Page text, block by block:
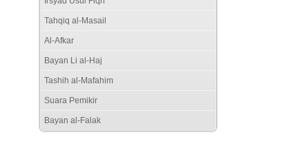
Tahqiq al-Masail
Al-Afkar
Bayan Li al-Haj
Tashih al-Mafahim
Suara Pemikir
Bayan al-Falak